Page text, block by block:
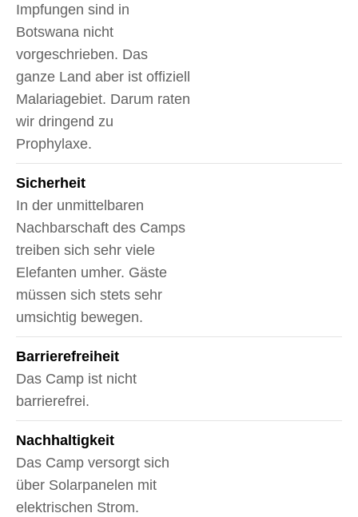
Impfungen sind in
Botswana nicht
vorgeschrieben. Das
ganze Land aber ist offiziell
Malariagebiet. Darum raten
wir dringend zu
Prophylaxe.
Sicherheit
In der unmittelbaren
Nachbarschaft des Camps
treiben sich sehr viele
Elefanten umher. Gäste
müssen sich stets sehr
umsichtig bewegen.
Barrierefreiheit
Das Camp ist nicht
barrierefrei.
Nachhaltigkeit
Das Camp versorgt sich
über Solarpanelen mit
elektrischen Strom.